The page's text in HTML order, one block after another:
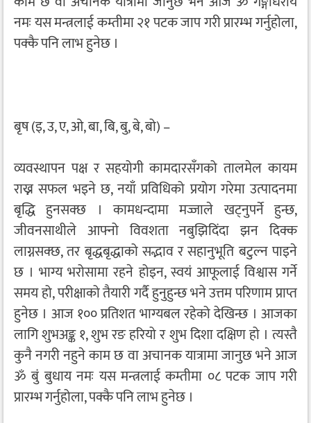
नमः यस मन्त्रलाई कम्तीमा २१ पटक जाप गरी प्रारम्भ गर्नुहोला,
पक्कै पनि लाभ हुनेछ ।
बृष (इ, उ, ए, ओ, बा, बि, बु, बे, बो) –
व्यवस्थापन पक्ष र सहयोगी कामदारसँगको तालमेल कायम
राख्न सफल भइने छ, नयाँ प्रविधिको प्रयोग गरेमा उत्पादनमा
बृद्धि हुनसक्छ । कामधन्दामा मज्जाले खट्नुपर्ने हुन्छ,
जीवनसाथीले आफ्नो विवशता नबुझिदिंदा झन दिक्क
लाग्नसक्छ, तर बृद्धबृद्धाको सद्भाव र सहानुभूति बटुल्न पाइने
छ । भाग्य भरोसामा रहने होइन, स्वयं आफूलाई विश्वास गर्ने
समय हो, परीक्षाको तैयारी गर्दै हुनुहुन्छ भने उत्तम परिणाम प्राप्त
हुनेछ । आज १०० प्रतिशत भाग्यबल रहेको देखिन्छ । आजका
लागि शुभअङ्क १, शुभ रङ हरियो र शुभ दिशा दक्षिण हो । त्यस्तै
कुनै नगरी नहुने काम छ वा अचानक यात्रामा जानुछ भने आज
ॐ बुं बुधाय नमः यस मन्त्रलाई कम्तीमा ०८ पटक जाप गरी
प्रारम्भ गर्नुहोला, पक्कै पनि लाभ हुनेछ ।